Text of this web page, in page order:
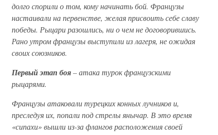
долго спорили о том, кому начинать бой. Французы
настаивали на первенстве, желая присвоить себе славу
победы. Рыцари разошлись, ни о чем не договорившись.
Рано утром французы выступили из лагеря, не ожидая
своих союзников.
Первый этап боя– атака турок французскими
рыцарями.
Французы атаковали турецких конных лучников и,
преследуя их, попали под стрелы янычар. В это время
«сипахи» вышли из-за флангов расположения своей